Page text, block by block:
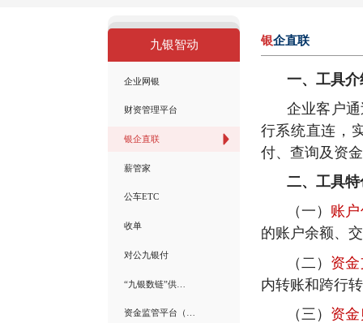
九银智动
企业网银
财资管理平台
银企直联
薪管家
公车ETC
收单
对公九银付
“九银数链”供…
资金监管平台（…
银企直联
一、工具介
企业客户
行系统直连，
付、查询及资
二、工具特
（一） 账
的账户余额、
（二） 资
内转账和跨行
（三） 资